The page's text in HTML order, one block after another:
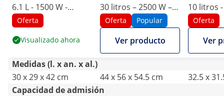
6.1 L - 1500 W -
Naranja
Oferta
Visualizado ahora
30 litros – 2500 W –
con bandeja
recogegotas
Oferta Popular
Ver producto
10 litros
con
Oferta
Ver
Medidas (l. x an. x al.)
30 x 29 x 42 cm
44 x 56 x 54.5 cm
32.5 x
Capacidad de admisión